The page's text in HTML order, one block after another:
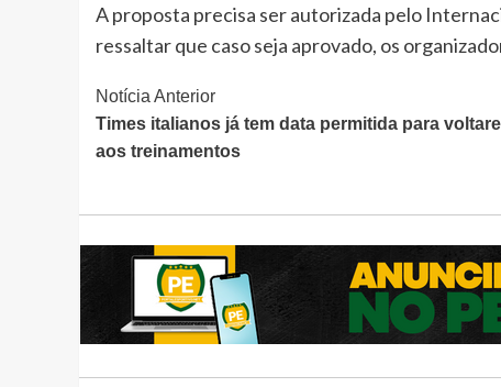
A proposta precisa ser autorizada pelo
ressaltar que caso seja aprovado, os
Continue
Lendo
Notícia Anterior
Times italianos já tem data permitida para
aos treinamentos